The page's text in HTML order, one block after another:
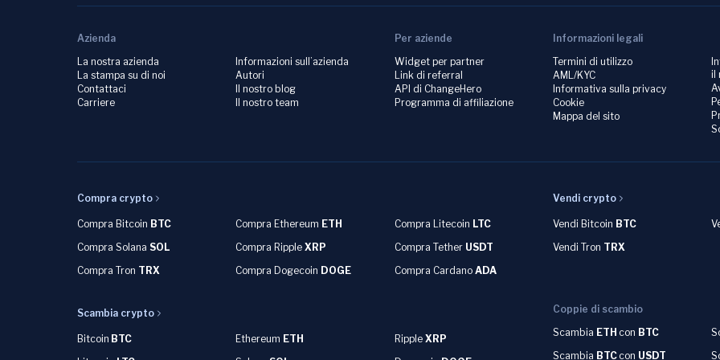
Azienda
La nostra azienda
La stampa su di noi
Contattaci
Carriere
Informazioni sull’azienda
Autori
Il nostro blog
Il nostro team
Per aziende
Widget per partner
Link di referral
API di ChangeHero
Programma di affiliazione
Informazioni legali
Termini di utilizzo
AML/KYC
Informativa sulla privacy
Cookie
Mappa del sito
il
Compra crypto
Compra Bitcoin BTC Compra Ethereum ETH Compra Litecoin LTC
Compra Solana SOL Compra RippleXRP Compra Tether USDT
Compra Tron TRX Compra Dogecoin DOGE Compra Cardano ADA
Vendi crypto
Vendi Bitcoin BTC
Vendi Tron TRX
Scambia crypto
Bitcoin BTC Ethereum ETH Ripple XRP
Coppie di scambio
Scambia ETH con BTC
Scambia BTC con USDT